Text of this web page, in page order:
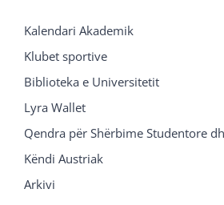
Kalendari Akademik
Klubet sportive
Biblioteka e Universitetit
Lyra Wallet
Qendra për Shërbime Studentore
Këndi Austriak
Arkivi